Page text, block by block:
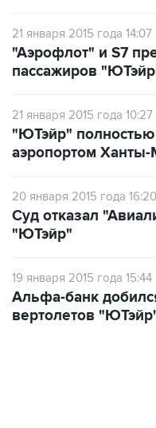
21 января 2015 года 14:07
"Аэрофлот" и S7
пассажиров
21 января 2015 года 10:27
"ЮТэйр" полностью
аэропортом Ханты-
20 января 2015 года 16:20
Суд отказал
"ЮТэйр"
19 января 2015 года 15:44
Альфа-банк
вертолетов